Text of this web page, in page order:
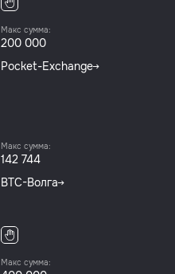
Макс сумма:
200 000
Pocket-Exchange
Макс сумма:
142 744
BTC-Волга
Макс сумма: